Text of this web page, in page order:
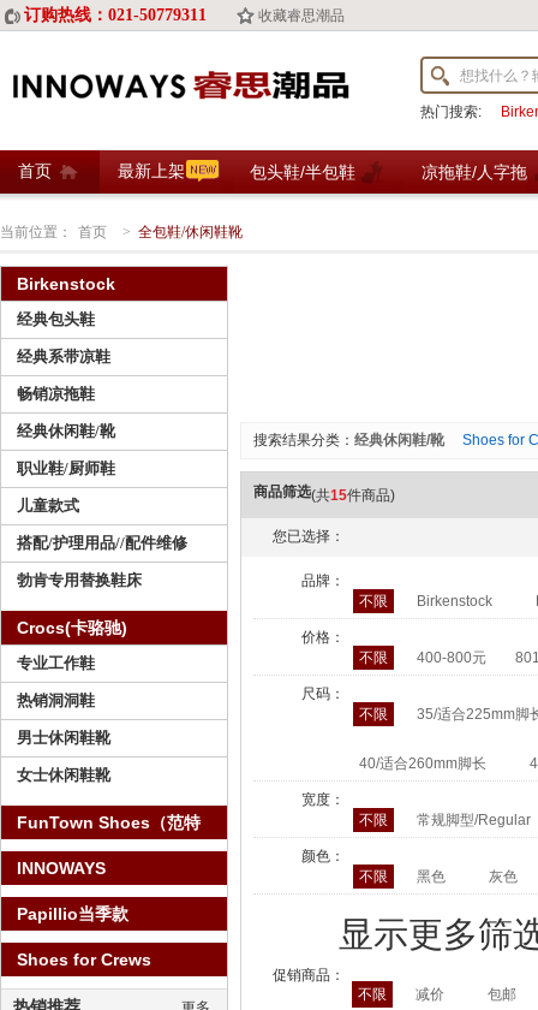
订购热线：021-50779311 收藏睿思潮品
热门搜索:
首页 最新上架 包头鞋/半包鞋 凉拖鞋/人字拖
当前位置： 首页 > 全包鞋/休闲鞋靴
搜索结果分类： 经典休闲鞋/靴 Shoes for
商品筛选(共15件商品)
您已选择：
品牌：
不限
Birkenstock
价格：
不限
400-800元
尺码：
不限
35/适合225mm脚
40/适合260mm脚长
宽度：
不限
常规脚型/Regular
颜色：
不限
黑色 灰色
显示更多筛
促销商品：
不限
减价 包邮
Birkenstock
经典包头鞋
经典系带凉鞋
畅销凉拖鞋
经典休闲鞋/靴
职业鞋/厨师鞋
儿童款式
搭配/护理用品//配件维修
勃肯专用替换鞋床
Crocs(卡骆驰)
专业工作鞋
热销洞洞鞋
男士休闲鞋靴
女士休闲鞋靴
FunTown Shoes（范特
仕）
INNOWAYS
Papillio当季款
Shoes for Crews